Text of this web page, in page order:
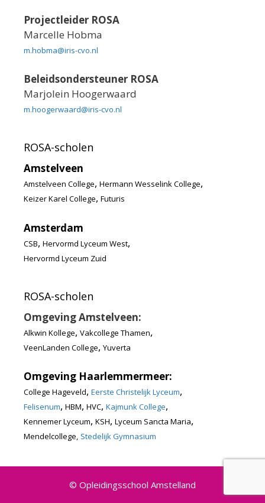
Projectleider ROSA
Marcelle Hobma
m.hobma@iris-cvo.nl
Beleidsondersteuner ROSA
Marjolein Hoogerwaard
m.hoogerwaard@iris-cvo.nl
ROSA-scholen
Amstelveen
Amstelveen College, Hermann Wesselink College,
Keizer Karel College, Futuris
Amsterdam
CSB, Hervormd Lyceum West,
Hervormd Lyceum Zuid
ROSA-scholen
Omgeving Amstelveen:
Alkwin Kollege, Vakcollege Thamen,
VeenLanden College, Yuverta
Omgeving Haarlemmermeer:
College Hageveld, Eerste Christelijk Lyceum,
Felisenum, HBM, HVC, Kajmunk College,
Kennemer Lyceum, KSH, Lyceum Sancta Maria,
Mendelcollege, Stedelijk Gymnasium
© Opleidingsschool Amstelland